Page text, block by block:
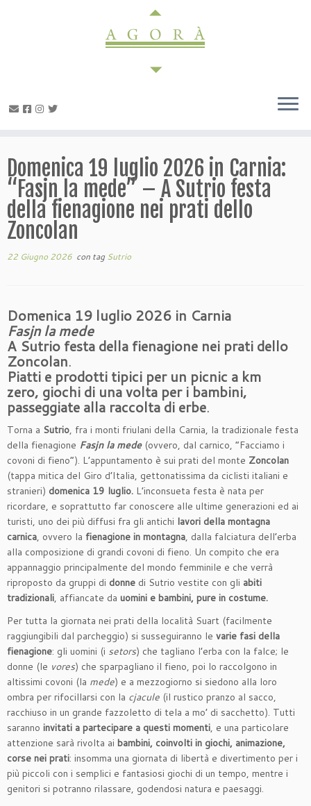
Domenica 19 luglio 2026 in Carnia:
“Fasjn la mede” – A Sutrio festa
della fienagione nei prati dello
Zoncolan
22 Giugno 2026 con tagSutrio
Domenica 19 luglio 2026 in Carnia
Fasjn la mede
A Sutrio festa della fienagione nei prati dello
Zoncolan.
Piatti e prodotti tipici per un picnic a km
zero, giochi di una volta per i bambini,
passeggiate alla raccolta di erbe.
Torna a Sutrio, fra i monti friulani della Carnia, la tradizionale festa
della fienagione Fasjn la mede(ovvero, dal carnico, “Facciamo i
covoni di fieno”). L’appuntamento è sui prati del monte Zoncolan
(tappa mitica del Giro d’Italia, gettonatissima da ciclisti italiani e
stranieri) domenica 19 luglio. L’inconsueta festa è nata per
ricordare, e soprattutto far conoscere alle ultime generazioni ed ai
turisti, uno dei più diffusi fra gli antichi lavori della montagna
carnica, ovvero la fienagione in montagna, dalla falciatura dell’erba
alla composizione di grandi covoni di fieno. Un compito che era
appannaggio principalmente del mondo femminile e che verrà
riproposto da gruppi di donne di Sutrio vestite con gli abiti
tradizionali, affiancate da uomini e bambini, pure in costume.
Per tutta la giornata nei prati della località Suart (facilmente
raggiungibili dal parcheggio) si susseguiranno le varie fasi della
fienagione: gli uomini (i setors) che tagliano l’erba con la falce; le
donne (le vores) che sparpagliano il fieno, poi lo raccolgono in
altissimi covoni (la mede) e a mezzogiorno si siedono alla loro
ombra per rifocillarsi con la cjacule (il rustico pranzo al sacco,
racchiuso in un grande fazzoletto di tela a mo’ di sacchetto). Tutti
saranno invitati a partecipare a questi momenti, e una particolare
attenzione sarà rivolta ai bambini, coinvolti in giochi, animazione,
corse nei prati: insomma una giornata di libertà e divertimento per i
più piccoli con i semplici e fantasiosi giochi di un tempo, mentre i
genitori si potranno rilassare, godendosi natura e paesaggi.